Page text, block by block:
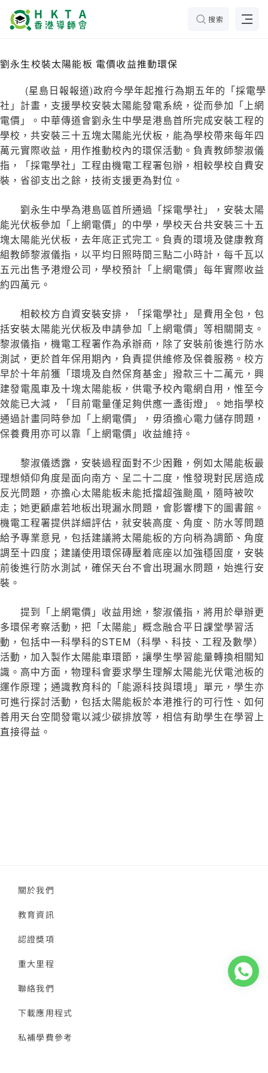
搜索
劉永生校裝太陽能板 電價收益推動環保
(星島日報報道)政府今學年起推行為期五年的「採電學
社」計畫，支援學校安裝太陽能發電系統，從而參加「上網
電價」。中華傳道會劉永生中學是港島首所完成安裝工程的
學校，共安裝三十五塊太陽能光伏板，能為學校帶來每年四
萬元實際收益，用作推動校內的環保活動。負責教師黎淑儀
指，「採電學社」工程由機電工程署包辦，相較學校自費安
裝，省卻支出之餘，技術支援更為對位。
劉永生中學為港島區首所通過「採電學社」，安裝太陽
能光伏板參加「上網電價」的中學，學校天台共安裝三十五
塊太陽能光伏板，去年底正式完工。負責的環境及健康教育
組教師黎淑儀指，以平均日照時間三點二小時計，每千瓦以
五元出售予港燈公司，學校預計「上網電價」每年實際收益
約四萬元。
相較校方自資安裝安排，「採電學社」是費用全包，包
括安裝太陽能光伏板及申請參加「上網電價」等相關開支。
黎淑儀指，機電工程署作為承辦商，除了安裝前後進行防水
測試，更於首年保用期內，負責提供維修及保養服務。校方
早於十年前獲「環境及自然保育基金」撥款三十二萬元，興
建發電風車及十塊太陽能板，供電予校內電網自用，惟至今
效能已大減，「目前電量僅足夠供應一盞街燈」。她指學校
通過計畫同時參加「上網電價」，毋須擔心電力儲存問題，
保養費用亦可以靠「上網電價」收益維持。
黎淑儀透露，安裝過程面對不少困難，例如太陽能板最
理想傾仰角度是面向南方、呈二十二度，惟發現對民居造成
反光問題，亦擔心太陽能板未能抵擋超強颱風，隨時被吹
走；她更顧慮若地板出現漏水問題，會影響樓下的圖書館。
機電工程署提供詳細評估，就安裝高度、角度、防水等問題
給予專業意見，包括建議將太陽能板的方向稍為調節、角度
調至十四度；建議使用環保磚壓着底座以加強穩固度，安裝
前後進行防水測試，確保天台不會出現漏水問題，始進行安
裝。
提到「上網電價」收益用途，黎淑儀指，將用於舉辦更
多環保考察活動，把「太陽能」概念融合平日課堂學習活
動，包括中一科學科的STEM（科學、科技、工程及數學）
活動，加入製作太陽能車環節，讓學生學習能量轉換相關知
識。高中方面，物理科會要求學生理解太陽能光伏電池板的
運作原理；通識教育科的「能源科技與環境」單元，學生亦
可進行探討活動，包括太陽能板於本港推行的可行性、如何
善用天台空間發電以減少碳排放等，相信有助學生在學習上
直接得益。
關於我們
教育資訊
認證獎項
重大里程
聯絡我們
下載應用程式
私補學費參考